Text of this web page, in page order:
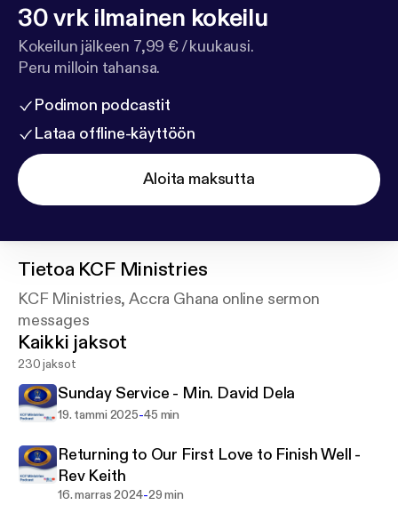
30 vrk ilmainen kokeilu
Kokeilun jälkeen 7,99 € / kuukausi.
Peru milloin tahansa.
Podimon podcastit
Lataa offline-käyttöön
Aloita maksutta
Tietoa KCF Ministries
KCF Ministries, Accra Ghana online sermon
messages
Kaikki jaksot
230 jaksot
Sunday Service - Min. David Dela
19. tammi 2025-45 min
Returning to Our First Love to Finish Well -
Rev Keith
16. marras 2024-29 min